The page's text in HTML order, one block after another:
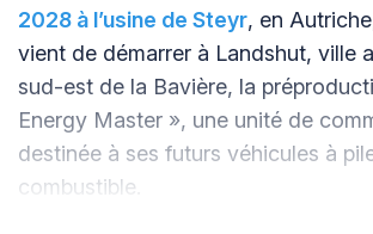
2028 à l’usine de Steyr, en
vient de démarrer à Landshut, ville
sud-est de la Bavière, la
Energy Master », une unité de
destinée à ses futurs véhicules à
combustible.